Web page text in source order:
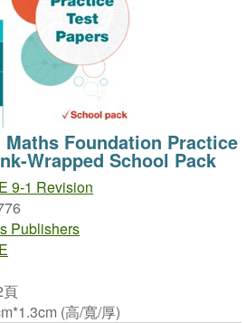
Maths Foundation Practice
Wrapped School Pack
9-1 Revision
Publishers
(高/寬/厚)